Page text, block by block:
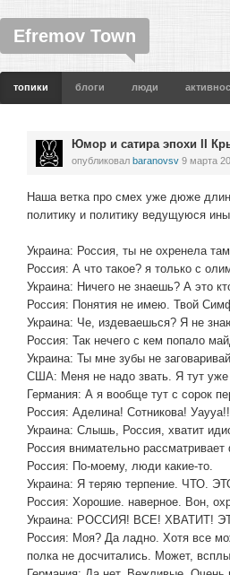
Efremov Town
топики блоги люди
Юмор и сатира эпохи II
опубликовал baranovsv 9 марта
Наша ветка про смех уже дюже
политику и политику ведущуюся
Украина: Россия, ты не охренела
Россия: А что такое? я только с
Украина: Ничего не знаешь? А это
Россия: Понятия не имею. Твой
Украина: Че, издеваешься? Я не
Россия: Так нечего с кем попало
Украина: Ты мне зубы не
США: Меня не надо звать. Я тут уже
Германия: А я вообще тут с сорок
Россия: Аделина! Сотникова!
Украина: Слышь, Россия, хватит
Россия внимательно рассматривает
Россия: По-моему, люди какие-то.
Украина: Я теряю терпение. ЧТО.
Россия: Хорошие. наверное. Вон,
Украина: РОССИЯ! ВСЕ! ХВАТИТ!
Россия: Моя? Да ладно. Хотя все
полка не досчитались. Может,